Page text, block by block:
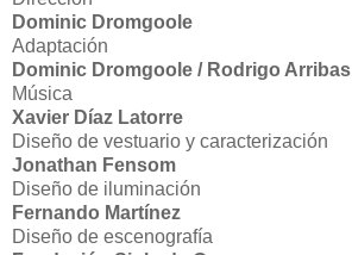
Dominic Dromgoole
Adaptación
Dominic Dromgoole / Rodrigo Arribas
Música
Xavier Díaz Latorre
Diseño de vestuario y caracterización
Jonathan Fensom
Diseño de iluminación
Fernando Martínez
Diseño de escenografía